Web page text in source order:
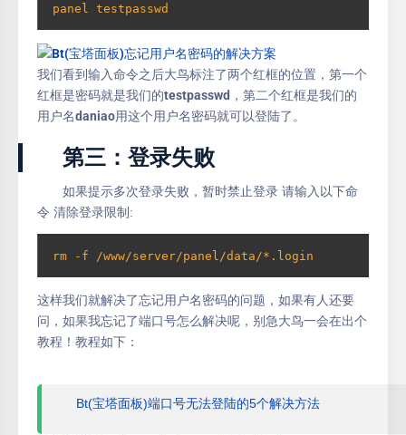
panel testpasswd
我们看到输入命令之后大鸟标注了两个红框的位置，第一个
红框是密码就是我们的testpasswd，第二个红框是我们的
用户名daniao用这个用户名密码就可以登陆了。
第三：登录失败
如果提示多次登录失败，暂时禁止登录 请输入以下命
令 清除登录限制:
rm -f /www/server/panel/data/*.login
这样我们就解决了忘记用户名密码的问题，如果有人还要
问，如果我忘记了端口号怎么解决呢，别急大鸟一会在出个
教程！教程如下：
Bt(宝塔面板)端口号无法登陆的5个解决方法